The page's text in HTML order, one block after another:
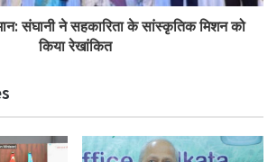
संघानी ने सहकारिता के सांस्कृतिक मिशन को
किया रेखांकित